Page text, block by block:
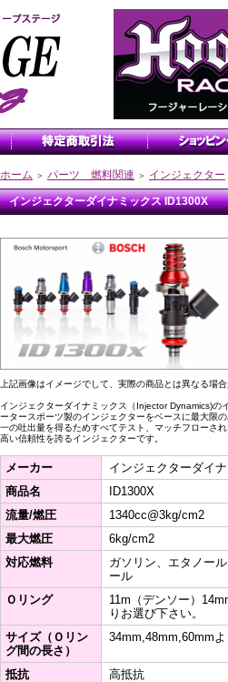
ホーム ＞ パーツ 燃料関連 ＞ インジェクター
インジェクターダイナミックス ID1300X
上記画像はイメージでして、実際の商品とは異なる場合
インジェクターダイナミックス（Injector Dynamics)の
ータースポーツ製のインジェクターをベースに最大限
一の吐出量を得るためすべてテスト、マッチフローさ
高い信頼性を誇るインジェクターです。
メーカー
インジェクターダイ
商品名
ID1300X
流量/燃圧
1340cc@3kg/cm2
最大燃圧
6kg/cm2
対応燃料
ガソリン、エタノー
ール
Ｏリング
11m（デンソー）
りお選び下さい。
サイズ（Ｏリン
グ間の長さ）
34mm,48mm,60mmよ
抵抗
高抵抗